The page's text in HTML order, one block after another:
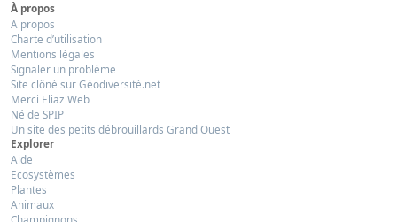
À propos
A propos
Charte d’utilisation
Mentions légales
Signaler un problème
Site clôné sur Géodiversité.net
Merci Eliaz Web
Né de SPIP
Un site des petits débrouillards Grand Ouest
Explorer
Aide
Ecosystèmes
Plantes
Animaux